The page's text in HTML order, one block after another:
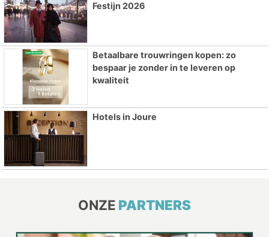
Festijn 2026
Betaalbare trouwringen kopen: zo
bespaar je zonder in te leveren op
kwaliteit
Hotels in Joure
ONZE PARTNERS